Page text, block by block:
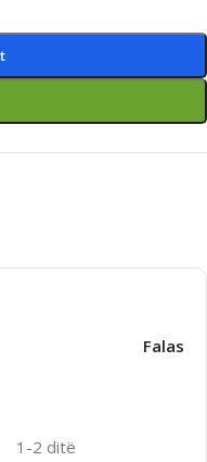
Falas
1-2 ditë